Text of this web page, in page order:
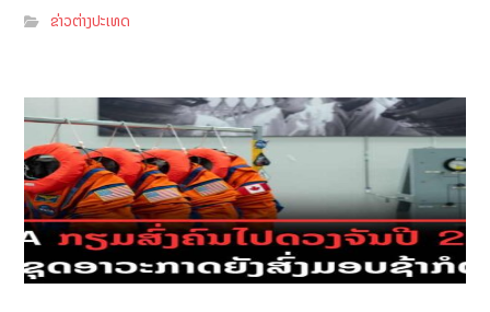
ຂ່າວຕ່າງປະເທດ